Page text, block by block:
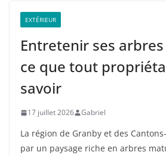
EXTÉRIEUR
Entretenir ses
ce que tout
savoir
17 juillet 2026 Gabriel
La région de Granby et des
par un paysage riche en arbres